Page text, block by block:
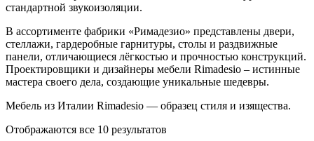
стандартной звукоизоляции.
В ассортименте фабрики «Римадезио» представлены двери,
стеллажи, гардеробные гарнитуры, столы и раздвижные
панели, отличающиеся лёгкостью и прочностью конструкций.
Проектировщики и дизайнеры мебели Rimadesio – истинные
мастера своего дела, создающие уникальные шедевры.
Мебель из Италии Rimadesio — образец стиля и изящества.
Отображаются все 10 результатов